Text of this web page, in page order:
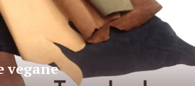
vegane